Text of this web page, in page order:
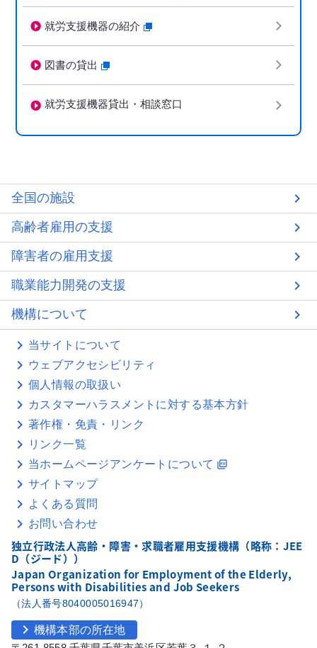
就労支援機器の紹介
図書の貸出
就労支援機器貸出・相談窓口
全国の施設
高齢者雇用の支援
障害者の雇用支援
職業能力開発の支援
機構について
当サイトについて
ウェブアクセシビリティ
個人情報の取扱い
カスタマーハラスメントに対する基本方針
著作権・免責・リンク
リンク一覧
当ホームページアンケートについて picture_as_pdf
サイトマップ
よくある質問
お問い合わせ
独立行政法人高齢・障害・求職者雇用支援機構（略称：JEE
D（ジード））
Japan Organization for Employment of the Elderly,
Persons with Disabilities and Job Seekers
（法人番号8040005016947）
chevron_right 機構本部の所在地